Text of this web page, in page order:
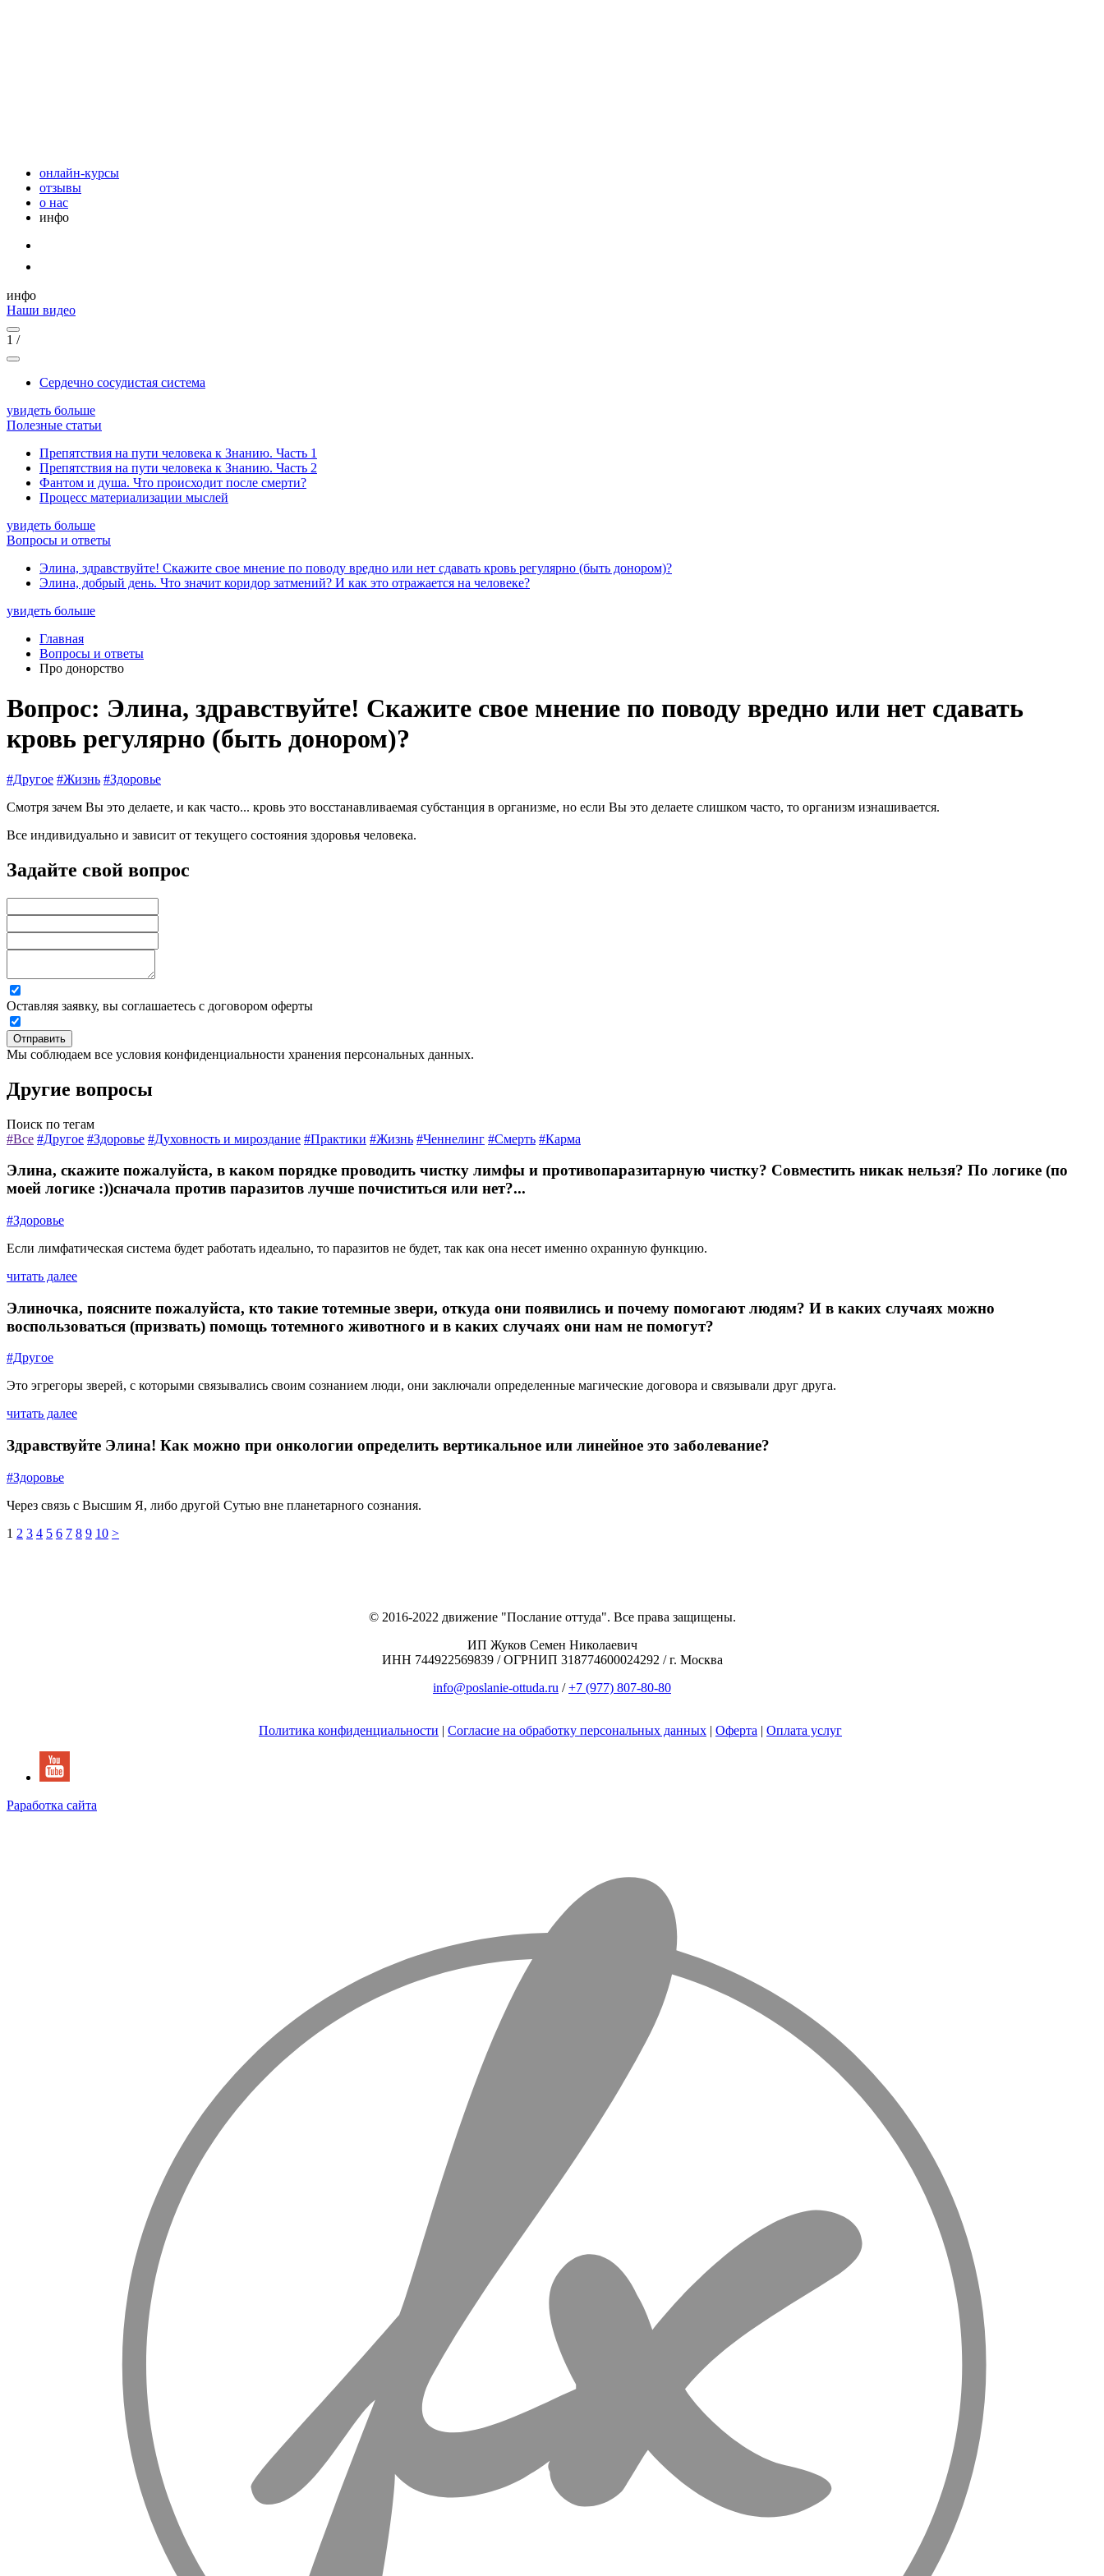
онлайн-курсы
отзывы
о нас
инфо
инфо
Наши видео
1 /
Сердечно сосудистая система
увидеть больше
Полезные статьи
Препятствия на пути человека к Знанию. Часть 1
Препятствия на пути человека к Знанию. Часть 2
Фантом и душа. Что происходит после смерти?
Процесс материализации мыслей
увидеть больше
Вопросы и ответы
Элина, здравствуйте! Скажите свое мнение по поводу вредно или нет сдавать кровь регулярно (быть донором)?
Элина, добрый день. Что значит коридор затмений? И как это отражается на человеке?
увидеть больше
Главная
Вопросы и ответы
Про донорство
Вопрос: Элина, здравствуйте! Скажите свое мнение по поводу вредно или нет сдавать
кровь регулярно (быть донором)?
#Другое #Жизнь #Здоровье
Смотря зачем Вы это делаете, и как часто... кровь это восстанавливаемая субстанция в организме, но если Вы это делаете слишком часто, то организм изнашивается.
Все индивидуально и зависит от текущего состояния здоровья человека.
Задайте свой вопрос
Оставляя заявку, вы соглашаетесь с договором оферты
Отправить
Мы соблюдаем все условия конфиденциальности хранения персональных данных.
Другие вопросы
Поиск по тегам
#Все #Другое #Здоровье #Духовность и мироздание #Практики #Жизнь #Ченнелинг #Смерть #Карма
Элина, скажите пожалуйста, в каком порядке проводить чистку лимфы и противопаразитарную чистку? Совместить никак нельзя? По логике (по
моей логике :))сначала против паразитов лучше почиститься или нет?...
#Здоровье
Если лимфатическая система будет работать идеально, то паразитов не будет, так как она несет именно охранную функцию.
читать далее
Элиночка, поясните пожалуйста, кто такие тотемные звери, откуда они появились и почему помогают людям? И в каких случаях можно
воспользоваться (призвать) помощь тотемного животного и в каких случаях они нам не помогут?
#Другое
Это эгрегоры зверей, с которыми связывались своим сознанием люди, они заключали определенные магические договора и связывали друг друга.
читать далее
Здравствуйте Элина! Как можно при онкологии определить вертикальное или линейное это заболевание?
#Здоровье
Через связь с Высшим Я, либо другой Сутью вне планетарного сознания.
1 2 3 4 5 6 7 8 9 10 >
© 2016-2022 движение "Послание оттуда". Все права защищены.
ИП Жуков Семен Николаевич
ИНН 744922569839 / ОГРНИП 318774600024292 / г. Москва
info@poslanie-ottuda.ru /+7 (977) 807-80-80
Политика конфиденциальности | Согласие на обработку персональных данных | Оферта | Оплата услуг
Раработка сайта